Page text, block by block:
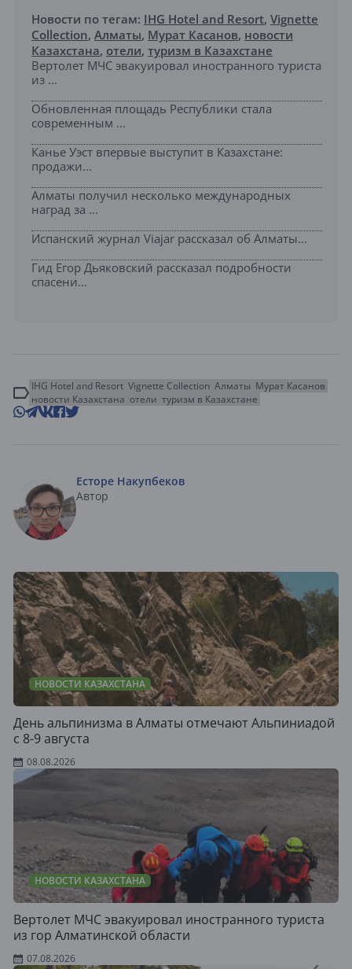
Новости по тегам: IHG Hotel and Resort, Vignette
Collection, Алматы, Мурат Касанов, новости
Казахстана, отели, туризм в Казахстане
Вертолет МЧС эвакуировал иностранного туриста
из ...
Обновленная площадь Республики стала
современным ...
Канье Уэст впервые выступит в Казахстане:
продажи...
Алматы получил несколько международных
наград за ...
Испанский журнал Viajar рассказал об Алматы...
Гид Егор Дьяковский рассказал подробности
спасени...
IHG Hotel and Resort Vignette Collection Алматы Мурат Касанов
новости Казахстана отели туризм в Казахстане
Есторе Накупбеков
Автор
НОВОСТИ КАЗАХСТАНА
День альпинизма в Алматы отмечают Альпиниадой
с 8-9 августа
08.08.2026
НОВОСТИ КАЗАХСТАНА
Вертолет МЧС эвакуировал иностранного туриста
из гор Алматинской области
07.08.2026